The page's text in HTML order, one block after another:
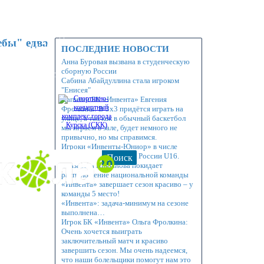
Поиск
едва
ПОСЛЕДНИЕ НОВОСТИ
Анна Буровая вызвана в студенческую
сборную России
Сабина Абайдуллина стала игроком
"Енисея"
Капитан БК «Инвента» Евгения
Фролкина: В 3х3 придётся играть на
улице, а так как в обычный баскетбол
мы играем в зале, будет немного не
привычно, но мы справимся.
Игроки «Инвенты-Юниор» в числе
кандидатов в сборную России U16.
Елизавета Шабанова покидает
расположение национальной команды
«Инвента» завершает сезон красиво – у
команды 5 место!
«Инвента»: задача-минимум на сезоне
выполнена…
Игрок БК «Инвента» Ольга Фролкина:
Очень хочется выиграть
заключительный матч и красиво
завершить сезон. Мы очень надеемся,
что наши болельщики помогут нам это
32-64-70